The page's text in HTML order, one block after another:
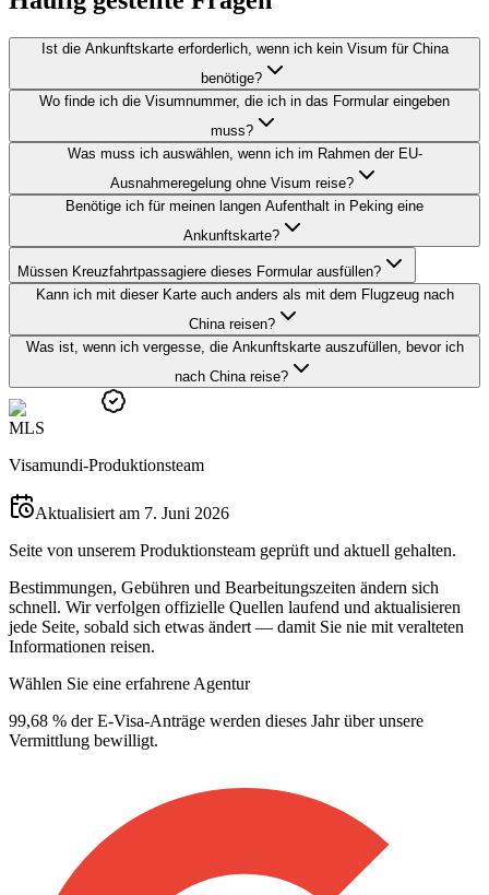
Ist die Ankunftskarte erforderlich, wenn ich kein Visum für China
benötige?
Wo finde ich die Visumnummer, die ich in das Formular eingeben
muss?
Was muss ich auswählen, wenn ich im Rahmen der EU-
Ausnahmeregelung ohne Visum reise?
Benötige ich für meinen langen Aufenthalt in Peking eine
Ankunftskarte?
Müssen Kreuzfahrtpassagiere dieses Formular ausfüllen?
Kann ich mit dieser Karte auch anders als mit dem Flugzeug nach
China reisen?
Was ist, wenn ich vergesse, die Ankunftskarte auszufüllen, bevor ich
nach China reise?
MLS
Visamundi-Produktionsteam
Aktualisiert am 7. Juni 2026
Seite von unserem Produktionsteam geprüft und aktuell gehalten.
Bestimmungen, Gebühren und Bearbeitungszeiten ändern sich
schnell. Wir verfolgen offizielle Quellen laufend und aktualisieren
jede Seite, sobald sich etwas ändert — damit Sie nie mit veralteten
Informationen reisen.
Wählen Sie eine erfahrene Agentur
99,68 % der E-Visa-Anträge werden dieses Jahr über unsere
Vermittlung bewilligt.